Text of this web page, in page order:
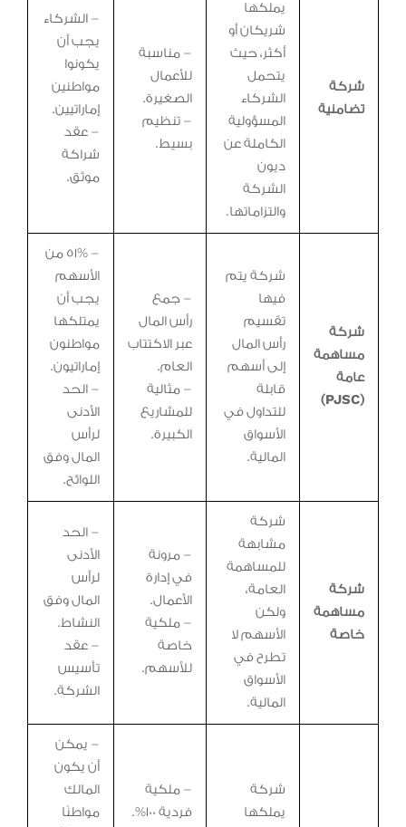
شركة
تضامنية
يملكها
شريكان أو
أكثر، حيث
يتحمل
الشركاء
المسؤولية
الكاملة عن
ديون
الشركة
والتزاماتها.
– مناسبة
للأعمال
الصغيرة.
– تنظيم
بسيط.
– الشركاء
يجب أن
يكونوا
مواطنين
إماراتيين.
– عقد
شراكة
موثق.
شركة
مساهمة
عامة
(PJSC)
شركة يتم
فيها
تقسيم
رأس المال
إلى أسهم
قابلة
للتداول في
الأسواق
المالية.
– جمع
رأس المال
عبر الاكتتاب
العام.
– مثالية
للمشاريع
الكبيرة.
– 51% من
الأسهم
يجب أن
يمتلكها
مواطنون
إماراتيون.
– الحد
الأدنى
لرأس
المال وفق
اللوائح.
شركة
مساهمة
خاصة
شركة
مشابهة
للمساهمة
العامة،
ولكن
الأسهم لا
تطرح في
الأسواق
المالية.
– مرونة
في إدارة
الأعمال.
– ملكية
خاصة
للأسهم.
– الحد
الأدنى
لرأس
المال وفق
النشاط.
– عقد
تأسيس
الشركة.
شركة
يملكها
– ملكية
فردية 100%.
– يمكن
أن يكون
المالك
مواطنًا